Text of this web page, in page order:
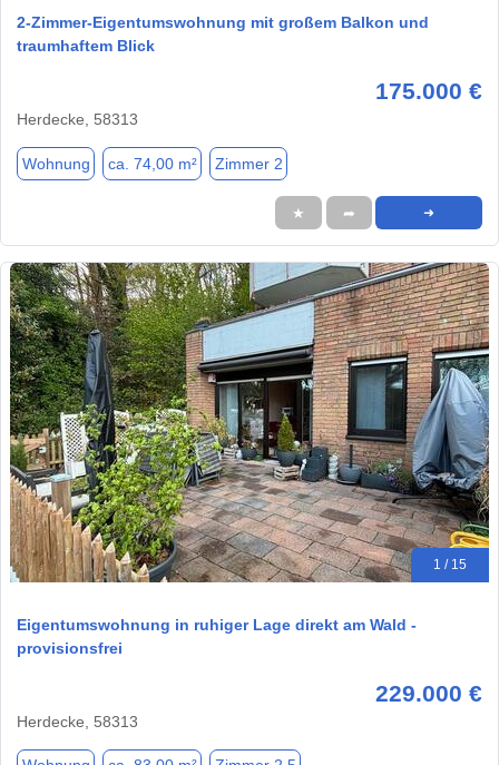
2-Zimmer-Eigentumswohnung mit großem Balkon und
traumhaftem Blick
175.000 €
Herdecke, 58313
Wohnung ca. 74,00 m² Zimmer 2
★ ➦ ➜
1 / 15
Eigentumswohnung in ruhiger Lage direkt am Wald -
provisionsfrei
229.000 €
Herdecke, 58313